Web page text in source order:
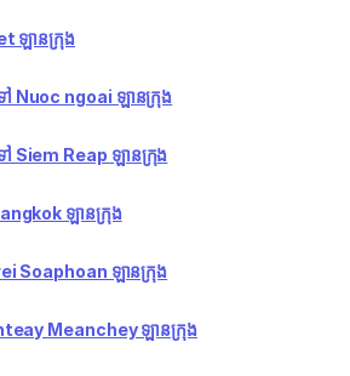
ឡានក្រុង
Nuoc ngoai ឡានក្រុង
Siem Reap ឡានក្រុង
ឡានក្រុង
Soaphoan ឡានក្រុង
Meanchey ឡានក្រុង